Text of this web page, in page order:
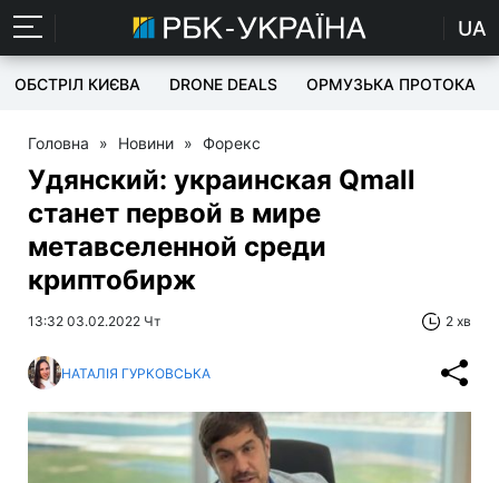
UA
ОБСТРІЛ КИЄВА DRONE DEALS ОРМУЗЬКА ПРОТОКА
Головна » Новини » Форекс
Удянский: украинская Qmall
станет первой в мире
метавселенной среди
криптобирж
13:32 03.02.2022 Чт 2 хв
НАТАЛІЯ ГУРКОВСЬКА